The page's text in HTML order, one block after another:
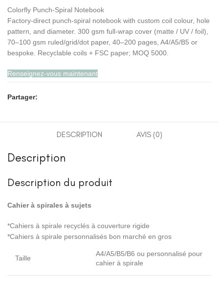
Colorfly Punch-Spiral Notebook
Factory-direct punch-spiral notebook with custom coil colour, hole
pattern, and diameter. 300 gsm full-wrap cover (matte / UV / foil),
70–100 gsm ruled/grid/dot paper, 40–200 pages, A4/A5/B5 or
bespoke. Recyclable coils + FSC paper; MOQ 5000.
Renseignez-vous maintenant
Partager:
DESCRIPTION AVIS (0)
Description
Description du produit
Cahier à spirales à sujets
*Cahiers à spirale recyclés à couverture rigide
*Cahiers à spirale personnalisés bon marché en gros
Taille
A4/A5/B5/B6 ou personnalisé pour
cahier à spirale